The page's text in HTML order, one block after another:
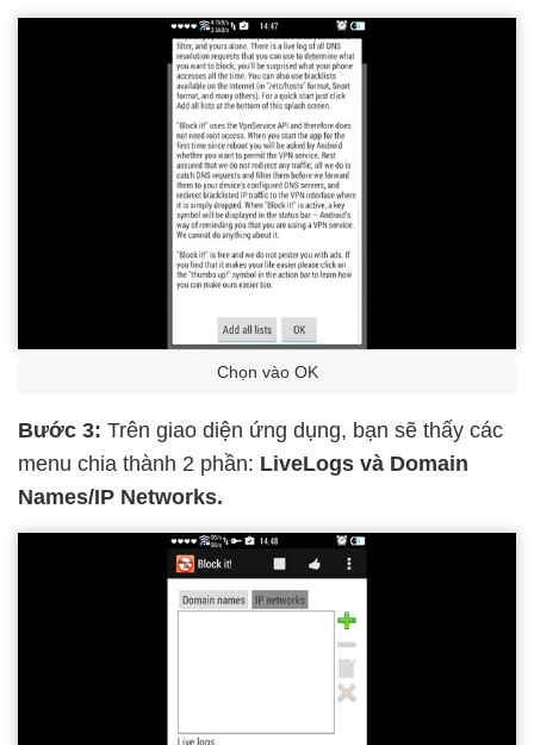
Chọn vào OK
Bước 3: Trên giao diện ứng dụng, bạn sẽ thấy các
menu chia thành 2 phần: LiveLogs và Domain
Names/IP Networks.